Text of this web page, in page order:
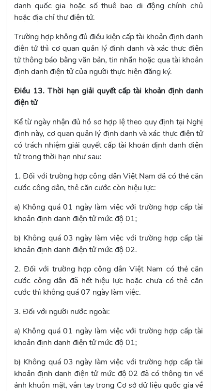
danh quốc gia hoặc số thuê bao di động chính chủ
hoặc địa chỉ thư điện tử.
Trường hợp không đủ điều kiện cấp tài khoản định danh
điện tử thì cơ quan quản lý định danh và xác thực điện
tử thông báo bằng văn bản, tin nhắn hoặc qua tài khoản
định danh điện tử của người thực hiện đăng ký.
Điều 13. Thời hạn giải quyết cấp tài khoản định danh
điện tử
Kể từ ngày nhận đủ hồ sơ hợp lệ theo quy định tại Nghị
định này, cơ quan quản lý định danh và xác thực điện tử
có trách nhiệm giải quyết cấp tài khoản định danh điện
tử trong thời hạn như sau:
1. Đối với trường hợp công dân Việt Nam đã có thẻ căn
cước công dân, thẻ căn cước còn hiệu lực:
a) Không quá 01 ngày làm việc với trường hợp cấp tài
khoản định danh điện tử mức độ 01;
b) Không quá 03 ngày làm việc với trường hợp cấp tài
khoản định danh điện tử mức độ 02.
2. Đối với trường hợp công dân Việt Nam có thẻ căn
cước công dân đã hết hiệu lực hoặc chưa có thẻ căn
cước thì không quá 07 ngày làm việc.
3. Đối với người nước ngoài:
a) Không quá 01 ngày làm việc với trường hợp cấp tài
khoản định danh điện tử mức độ 01;
b) Không quá 03 ngày làm việc với trường hợp cấp tài
khoản định danh điện tử mức độ 02 đã có thông tin về
ảnh khuôn mặt, vân tay trong Cơ sở dữ liệu quốc gia về